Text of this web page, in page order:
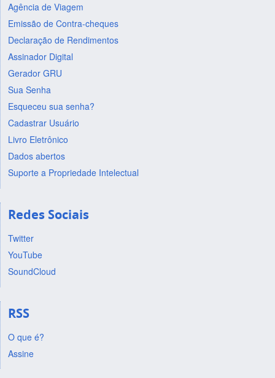
Agência de Viagem
Emissão de Contra-cheques
Declaração de Rendimentos
Assinador Digital
Gerador GRU
Sua Senha
Esqueceu sua senha?
Cadastrar Usuário
Livro Eletrônico
Dados abertos
Suporte a Propriedade Intelectual
Redes Sociais
Twitter
YouTube
SoundCloud
RSS
O que é?
Assine